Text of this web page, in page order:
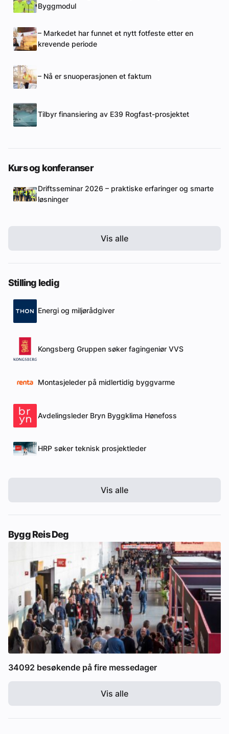
Byggmodul
– Markedet har funnet et nytt fotfeste etter en
krevende periode
– Nå er snuoperasjonen et faktum
Tilbyr finansiering av E39 Rogfast-prosjektet
Kurs og konferanser
Driftsseminar 2026 – praktiske erfaringer og smarte
løsninger
Vis alle
Stilling ledig
Energi og miljørådgiver
Kongsberg Gruppen søker fagingeniør VVS
Montasjeleder på midlertidig byggvarme
Avdelingsleder Bryn Byggklima Hønefoss
HRP søker teknisk prosjektleder
Vis alle
Bygg Reis Deg
34092 besøkende på fire messedager
Vis alle